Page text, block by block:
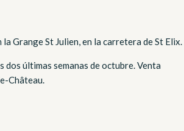
Grange St Julien, en la carretera de St Elix.
últimas semanas de octubre. Venta
Château.